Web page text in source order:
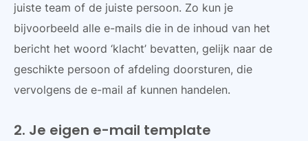
juiste team of de juiste persoon. Zo kun je
bijvoorbeeld alle e-mails die in de inhoud van het
bericht het woord ‘klacht’ bevatten, gelijk naar de
geschikte persoon of afdeling doorsturen, die
vervolgens de e-mail af kunnen handelen.
2. Je eigen e-mail template